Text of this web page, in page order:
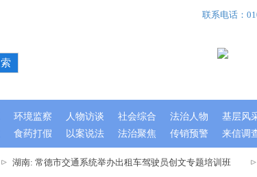
湖南: 常德市交通系统举办出租车驾驶员创文专题培训班
食药打假 以案说法 法治聚焦 传销预警 来信调
联系电话：
环境监察 人物访谈 社会综合 法治人物 基层风